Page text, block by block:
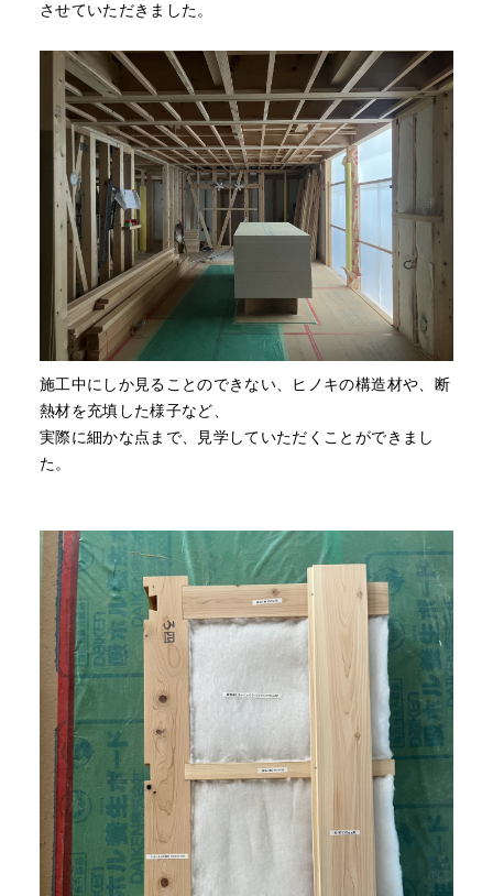
させていただきました。
施工中にしか見ることのできない、ヒノキの構造材や、断
熱材を充填した様子など、
実際に細かな点まで、見学していただくことができまし
た。